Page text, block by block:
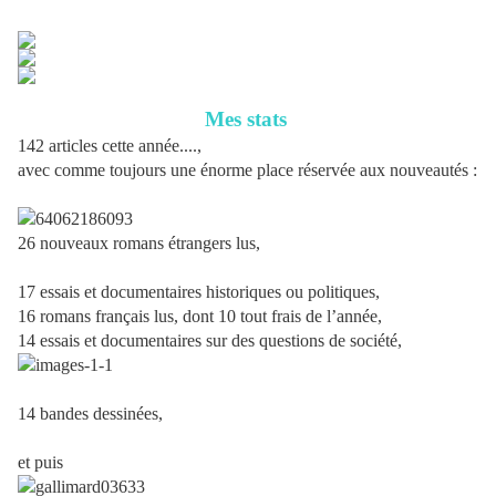
Mes stats
142 articles cette année....,
avec comme toujours une énorme place réservée aux nouveautés :
26 nouveaux romans étrangers lus,
17 essais et documentaires historiques ou politiques,
16 romans français lus, dont 10 tout frais de l’année,
14 essais et documentaires sur des questions de société,
14 bandes dessinées,
et puis